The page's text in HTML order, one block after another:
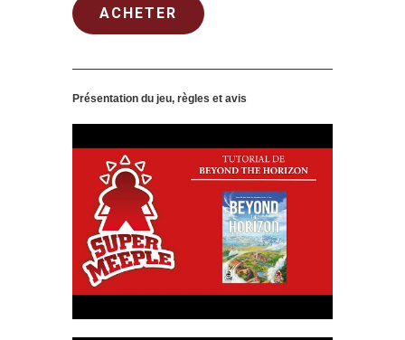
ACHETER
Présentation du jeu, règles et avis